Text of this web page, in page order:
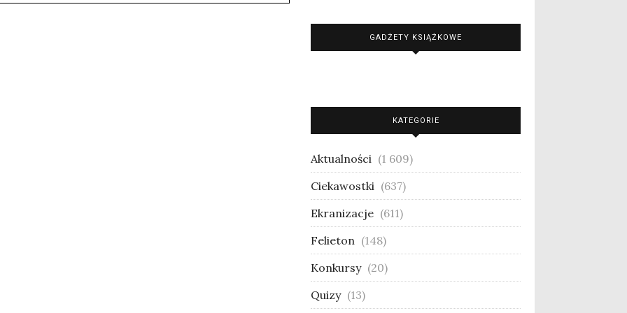
GADŻETY KSIĄŻKOWE
KATEGORIE
Aktualności (1 609)
Ciekawostki (637)
Ekranizacje (611)
Felieton (148)
Konkursy (20)
Quizy (13)